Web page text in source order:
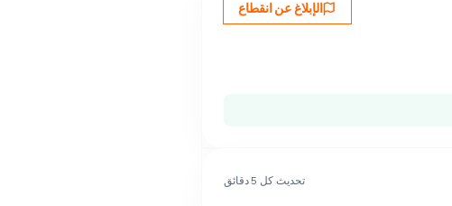
الإبلاغ عن انقطاع
تحديث كل 5 دقائق